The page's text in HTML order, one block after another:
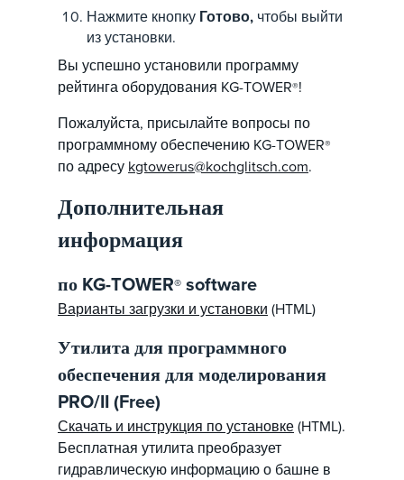
Нажмите кнопку Готово, чтобы выйти
из установки.
Вы успешно установили программу
рейтинга оборудования KG-TOWER®!
Пожалуйста, присылайте вопросы по
программному обеспечению KG-TOWER®
по адресу kgtowerus@kochglitsch.com.
Дополнительная
информация
по KG-TOWER® software
Варианты загрузки и установки (HTML)
Утилита для программного
обеспечения для моделирования
PRO/II (Free)
Скачать и инструкция по установке(HTML).
Бесплатная утилита преобразует
гидравлическую информацию о башне в